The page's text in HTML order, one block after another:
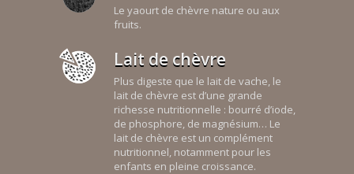
Le yaourt de chèvre nature ou aux
fruits.
Lait de chèvre
Plus digeste que le lait de vache, le
lait de chèvre est d’une grande
richesse nutritionnelle : bourré d’iode,
de phosphore, de magnésium… Le
lait de chèvre est un complément
nutritionnel, notamment pour les
enfants en pleine croissance.